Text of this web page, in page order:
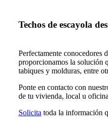
Techos de escayola
Perfectamente conocedores
proporcionamos la solución
tabiques y molduras, entre
Ponte en contacto con
de tu vivienda, local u
Solicita toda la información